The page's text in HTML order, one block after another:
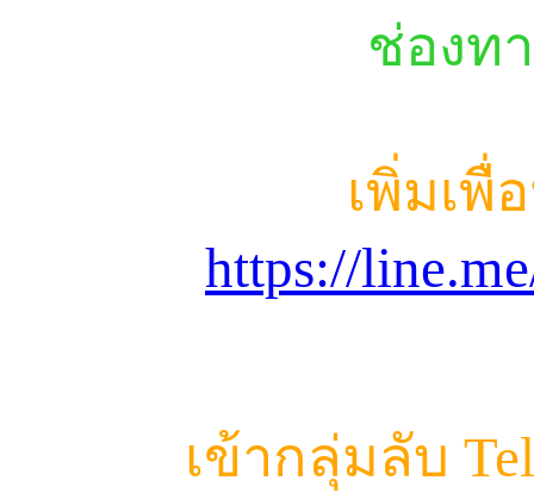
ช่องท
เพิ่มเพื่
https://
เข้ากลุ่มลับ